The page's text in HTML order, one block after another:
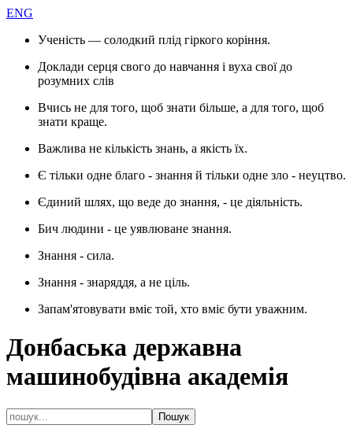
ENG
Ученість — солодкий плід гіркого коріння.
Доклади серця свого до навчання і вуха свої до
розумних слів
Вчись не для того, щоб знати більше, а для того, щоб
знати краще.
Важлива не кількість знань, а якість їх.
Є тільки одне благо - знання й тільки одне зло - неуцтво.
Єдиний шлях, що веде до знання, - це діяльність.
Бич людини - це уявлюване знання.
Знання - сила.
Знання - знаряддя, а не ціль.
Запам'ятовувати вміє той, хто вміє бути уважним.
Донбаська державна
машинобудівна академія